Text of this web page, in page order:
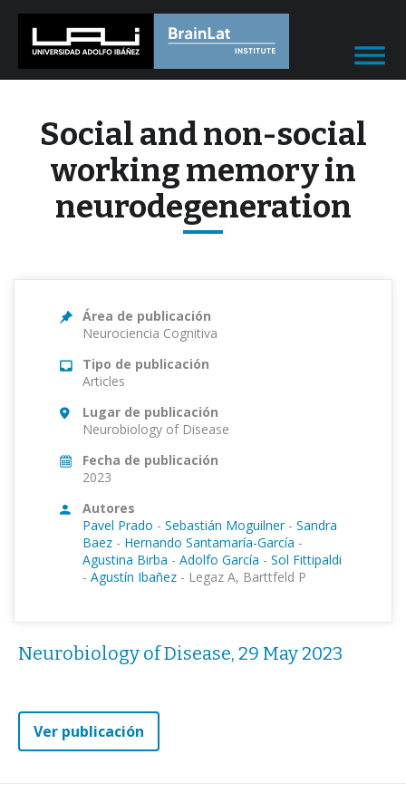
Social and non-social
working memory in
neurodegeneration
Área de publicación
Neurociencia Cognitiva
Tipo de publicación
Articles
Lugar de publicación
Neurobiology of Disease
Fecha de publicación
2023
Autores
Pavel Prado - Sebastián Moguilner - Sandra
Baez - Hernando Santamaría-García -
Agustina Birba - Adolfo García - Sol Fittipaldi
- Agustín Ibañez - Legaz A, Barttfeld P
Neurobiology of Disease, 29 May 2023
Ver publicación